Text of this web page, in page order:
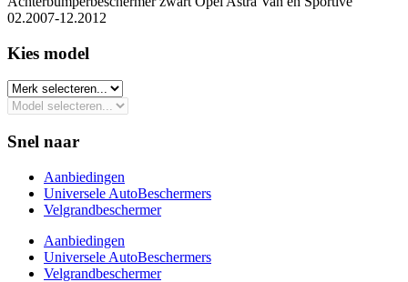
02.2007-12.2012
Kies model​
Snel naar
Aanbiedingen
Universele AutoBeschermers
Velgrandbeschermer
Aanbiedingen
Universele AutoBeschermers
Velgrandbeschermer